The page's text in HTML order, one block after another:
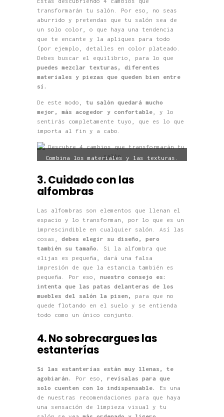
transformarán tu salón. Por eso, no seas
aburrido y pretendas que tu salón sea de
un solo color, o que haya una tendencia
que te encante y la apliques para todo
(por ejemplo, detalles en color plateado.
Debes buscar el equilibrio, para lo que
puedes mezclar texturas, diferentes
materiales y piezas que queden bien entre
sí.
De este modo, tu salón quedará mucho
mejor, más acogedor y confortable , y lo
sentirás completamente tuyo, que es lo que
importa al fin y a cabo.
Combina los materiales y las texturas.
3. Cuidado con las
alfombras
Las alfombras son elementos que llenan el
espacio y lo transforman, por lo que es un
imprescindible en cualquier salón. Así las
cosas, debes elegir su diseño, pero
también su tamaño.
Si la alfombra que
elijas es pequeña, dará una falsa
impresión de que la estancia también es
pequeña. Por eso, nuestro consejo es:
intenta que las patas delanteras de los
muebles del salón la pisen,
para que no
quede flotando en el suelo y se entienda
todo como un único conjunto.
4. No sobrecargues las
estanterías
Si las estanterías están muy llenas, te
agobiarán.
Por eso, revísalas para que
solo cuenten con lo indispensable.
Es una
de nuestras recomendaciones para que haya
una sensación de limpieza visual y tu